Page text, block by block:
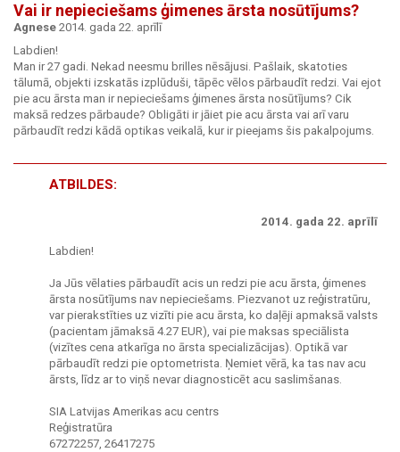
Vai ir nepieciešams ģimenes ārsta nosūtījums?
Agnese 2014. gada 22. aprīlī
Labdien!
Man ir 27 gadi. Nekad neesmu brilles nēsājusi. Pašlaik, skatoties
tālumā, objekti izskatās izplūduši, tāpēc vēlos pārbaudīt redzi. Vai ejot
pie acu ārsta man ir nepieciešams ģimenes ārsta nosūtījums? Cik
maksā redzes pārbaude? Obligāti ir jāiet pie acu ārsta vai arī varu
pārbaudīt redzi kādā optikas veikalā, kur ir pieejams šis pakalpojums.
ATBILDES:
2014. gada 22. aprīlī
Labdien!
Ja Jūs vēlaties pārbaudīt acis un redzi pie acu ārsta, ģimenes
ārsta nosūtījums nav nepieciešams. Piezvanot uz reģistratūru,
var pierakstīties uz vizīti pie acu ārsta, ko daļēji apmaksā valsts
(pacientam jāmaksā 4.27 EUR), vai pie maksas speciālista
(vizītes cena atkarīga no ārsta specializācijas). Optikā var
pārbaudīt redzi pie optometrista. Ņemiet vērā, ka tas nav acu
ārsts, līdz ar to viņš nevar diagnosticēt acu saslimšanas.
SIA Latvijas Amerikas acu centrs
Reģistratūra
67272257, 26417275